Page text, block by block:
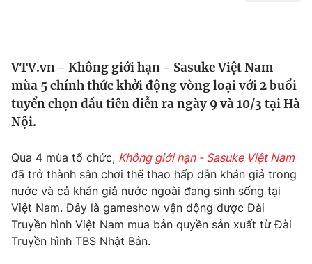
Thế giới
Tin tức
Thế giới đó đây
Câu chuyện quốc tế
Kinh tế
Thị trường
Góc doanh nghiệp
Dữ liệu và đời sống
Truyền hình
Phim VTV
Hậu trường
Giải trí
VTV.vn - Không giới hạn - Sasuke Việt Nam
mùa 5 chính thức khởi động vòng loại với 2 buổi
tuyển chọn đầu tiên diễn ra ngày 9 và 10/3 tại Hà
Nội.
Qua 4 mùa tổ chức, Không giới hạn - Sasuke Việt Nam
đã trở thành sân chơi thể thao hấp dẫn khán giả trong
nước và cả khán giả nước ngoài đang sinh sống tại
Việt Nam. Đây là gameshow vận động được Đài
Truyền hình Việt Nam mua bản quyền sản xuất từ Đài
Truyền hình TBS Nhật Bản.